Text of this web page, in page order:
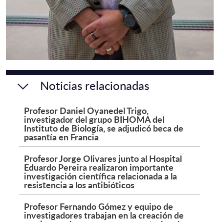
Noticias relacionadas
Profesor Daniel Oyanedel Trigo,
investigador del grupo BIHOMA del
Instituto de Biología, se adjudicó beca de
pasantía en Francia
Profesor Jorge Olivares junto al Hospital
Eduardo Pereira realizaron importante
investigación científica relacionada a la
resistencia a los antibióticos
Profesor Fernando Gómez y equipo de
investigadores trabajan en la creación de